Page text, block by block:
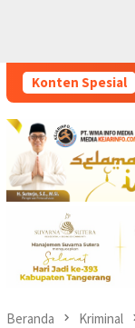
Konten Spesial
PM 1
Beranda Kriminal